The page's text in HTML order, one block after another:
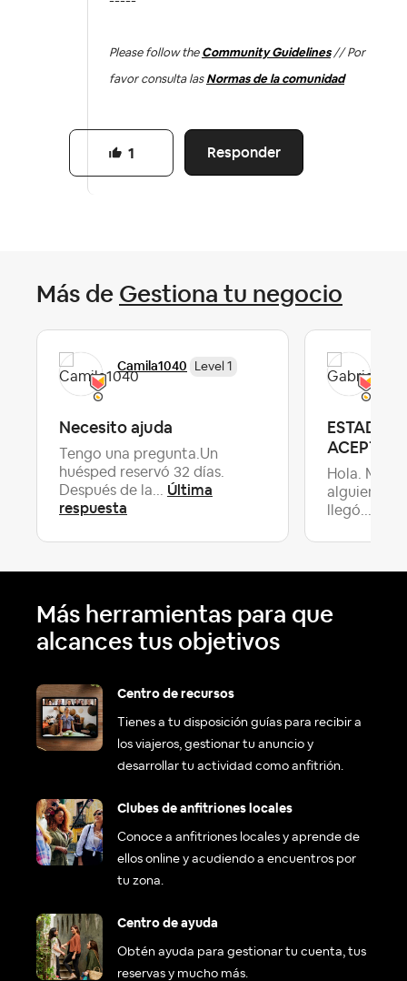
Please follow the Community Guidelines// Por
favor consulta las Normas de la comunidad
Responder
1
Más de Gestiona tu negocio
Camila1040 Level 1
Necesito ajuda
Tengo una pregunta.Un
huésped reservó 32 días.
Después de la... Última
respuesta
ESTADIA
Hola.
alguien
llegó...
Más herramientas para que
alcances tus objetivos
Centro de recursos
Tienes a tu disposición guías para recibir a
los viajeros, gestionar tu anuncio y
desarrollar tu actividad como anfitrión.
Clubes de anfitriones locales
Conoce a anfitriones locales y aprende de
ellos online y acudiendo a encuentros por
tu zona.
Centro de ayuda
Obtén ayuda para gestionar tu cuenta, tus
reservas y mucho más.